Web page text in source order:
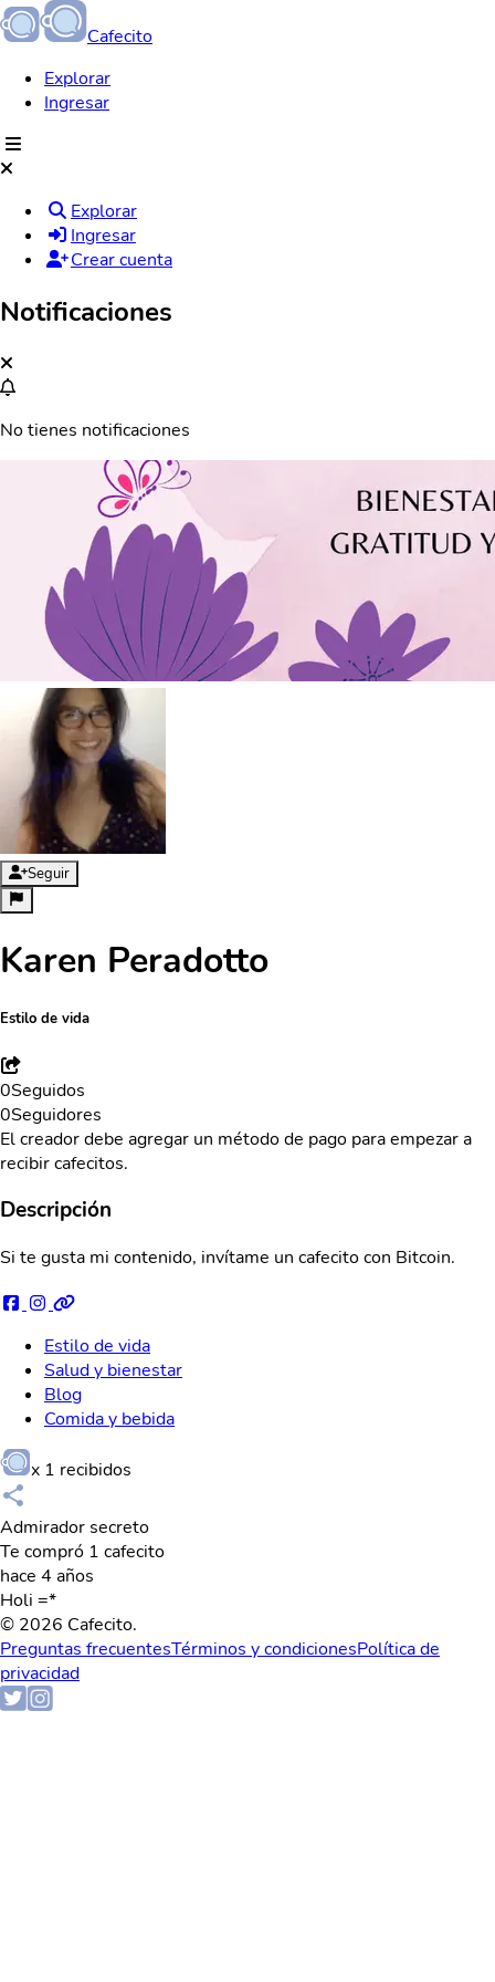
Cafecito
Explorar
Ingresar
Explorar
Ingresar
Crear cuenta
Notificaciones
No tienes notificaciones
Seguir
Karen Peradotto
Estilo de vida
0Seguidos
0Seguidores
El creador debe agregar un método de pago para empezar a
recibir cafecitos.
Descripción
Si te gusta mi contenido, invítame un cafecito con Bitcoin.
Estilo de vida
Salud y bienestar
Blog
Comida y bebida
x 1 recibidos
Admirador secreto
Te compró 1 cafecito
hace 4 años
Holi =*
© 2026 Cafecito.
Preguntas frecuentesTérminos y condicionesPolítica de
privacidad